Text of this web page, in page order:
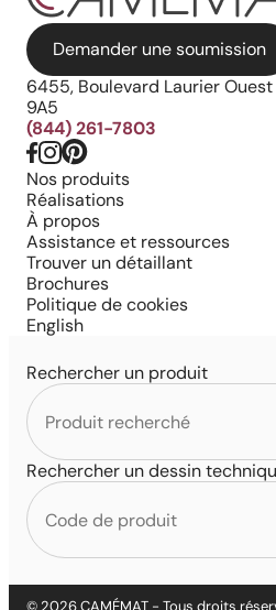
Demander une soumission
6455, Boulevard Laurier
9A5
(844) 261-7803
Nos produits
Réalisations
À propos
Assistance et ressources
Trouver un détaillant
Brochures
Politique de cookies
English
Rechercher un produit
Rechercher un dessin
© 2026 CAMÉMAT - Tous droits